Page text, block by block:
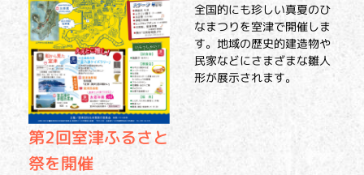
第2回室津ふるさと
祭を開催
全国的にも珍しい真夏のひ
なまつりを室津で開催しま
す。地域の歴史的建造物や
民家などにさまざまな雛人
形が展示されます。